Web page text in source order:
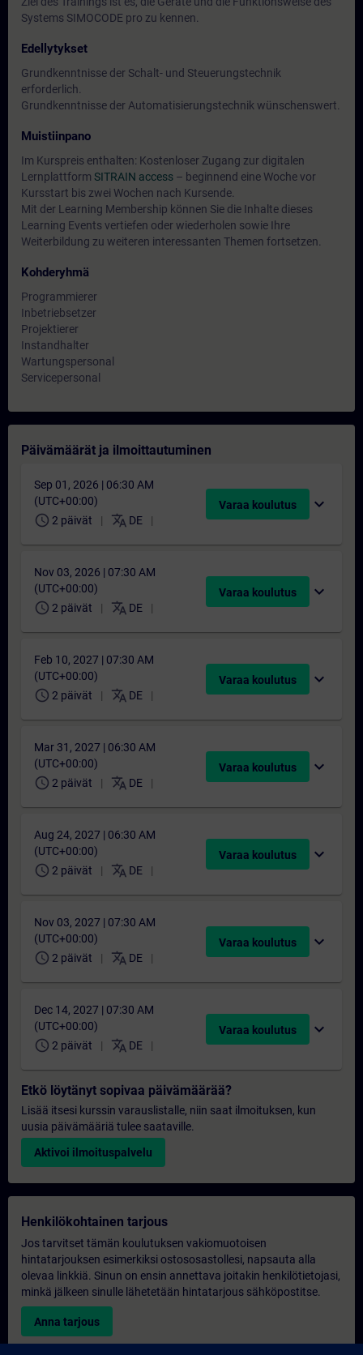
Systems SIMOCODE pro zu kennen.
Edellytykset
Grundkenntnisse der Schalt- und Steuerungstechnik
erforderlich.
Grundkenntnisse der Automatisierungstechnik wünschenswert.
Muistiinpano
Im Kurspreis enthalten: Kostenloser Zugang zur digitalen
Lernplattform SITRAIN access – beginnend eine Woche vor
Kursstart bis zwei Wochen nach Kursende.
Mit der Learning Membership können Sie die Inhalte dieses
Learning Events vertiefen oder wiederholen sowie Ihre
Weiterbildung zu weiteren interessanten Themen fortsetzen.
Kohderyhmä
Programmierer
Inbetriebsetzer
Projektierer
Instandhalter
Wartungspersonal
Servicepersonal
Päivämäärät ja ilmoittautuminen
Sep 01, 2026 | 06:30 AM
(UTC+00:00)
schedule 2 päivät translate DE
Varaa koulutus expand_more
Nov 03, 2026 | 07:30 AM
(UTC+00:00)
schedule 2 päivät translate DE
Varaa koulutus expand_more
Feb 10, 2027 | 07:30 AM
(UTC+00:00)
schedule 2 päivät translate DE
Varaa koulutus expand_more
Mar 31, 2027 | 06:30 AM
(UTC+00:00)
schedule 2 päivät translate DE
Varaa koulutus expand_more
Aug 24, 2027 | 06:30 AM
(UTC+00:00)
schedule 2 päivät translate DE
Varaa koulutus expand_more
Nov 03, 2027 | 07:30 AM
(UTC+00:00)
schedule 2 päivät translate DE
Varaa koulutus expand_more
Dec 14, 2027 | 07:30 AM
(UTC+00:00)
schedule 2 päivät translate DE
Varaa koulutus expand_more
Etkö löytänyt sopivaa päivämäärää?
Lisää itsesi kurssin varauslistalle, niin saat ilmoituksen, kun
uusia päivämääriä tulee saataville.
Aktivoi ilmoituspalvelu
Henkilökohtainen tarjous
Jos tarvitset tämän koulutuksen vakiomuotoisen
hintatarjouksen esimerkiksi ostososastollesi, napsauta alla
olevaa linkkiä. Sinun on ensin annettava joitakin henkilötietojasi,
minkä jälkeen sinulle lähetetään hintatarjous sähköpostitse.
Anna tarjous